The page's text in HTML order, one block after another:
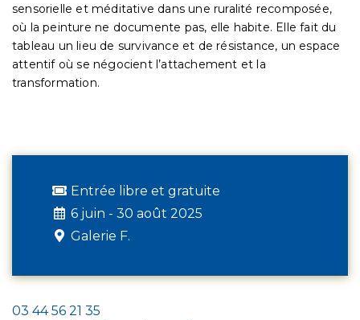
sensorielle et méditative dans une ruralité recomposée,
où la peinture ne documente pas, elle habite. Elle fait du
tableau un lieu de survivance et de résistance, un espace
attentif où se négocient l’attachement et la
transformation.
Entrée libre et gratuite
6 juin - 30 août 2025
Galerie F.
03 44 56 21 35